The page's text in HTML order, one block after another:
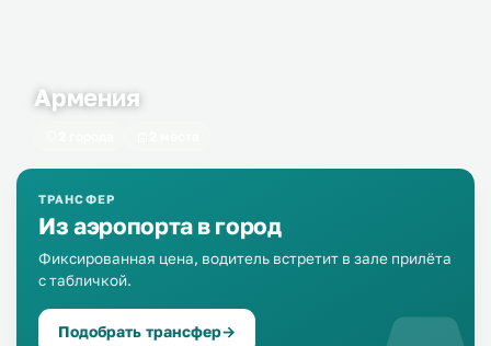
Армения
ТРАНСФЕР
Из аэропорта в город
Фиксированная цена, водитель встретит в зале прилёта
с табличкой.
Подобрать трансфер→